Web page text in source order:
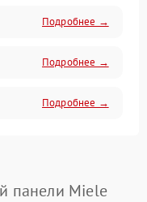
Подробнее →
Подробнее →
Подробнее →
панели Miele